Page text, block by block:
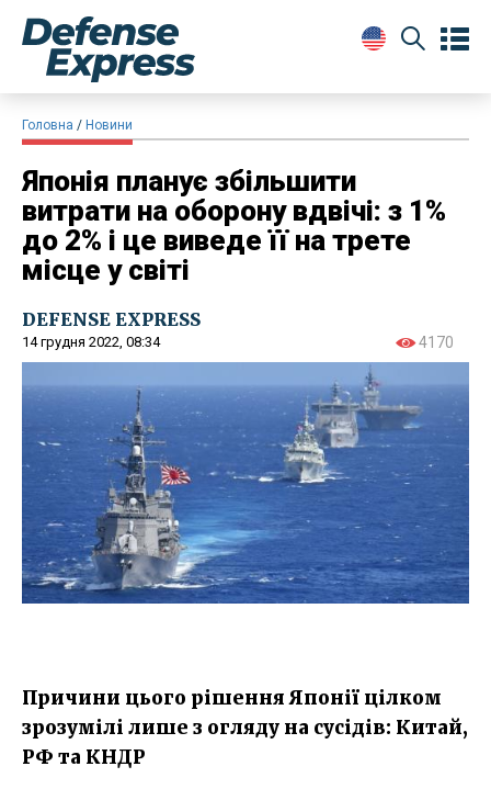
Головна Новини
Японія планує збільшити
витрати на оборону вдвічі: з 1%
до 2% і це виведе її на трете
місце у світі
DEFENSE EXPRESS
14 грудня 2022, 08:34 4170
Причини цього рішення Японії цілком
зрозумілі лише з огляду на сусідів: Китай,
РФ та КНДР